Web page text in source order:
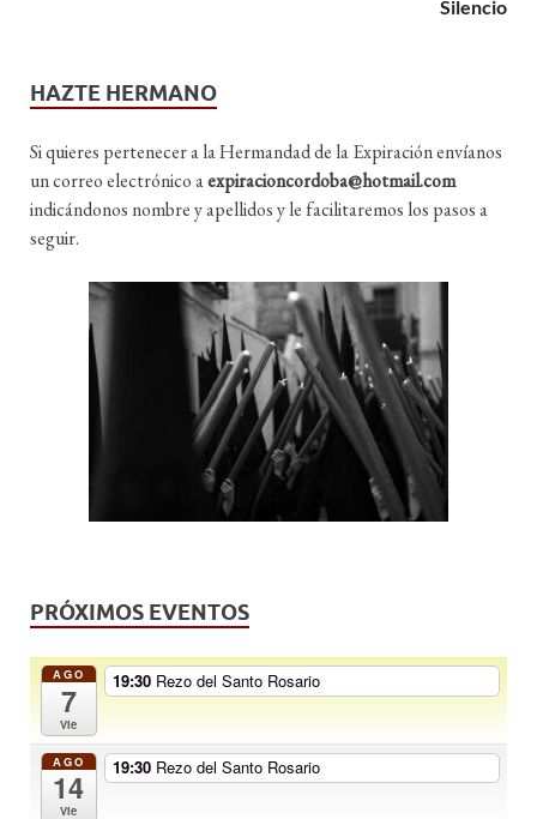
Silencio
HAZTE HERMANO
Si quieres pertenecer a la Hermandad de la Expiración envíanos
un correo electrónico aexpiracioncordoba@hotmail.com
indicándonos nombre y apellidos y le facilitaremos los pasos a
seguir.
PRÓXIMOS EVENTOS
AGO
7
Vie
19:30 Rezo del Santo Rosario
AGO
14
Vie
19:30 Rezo del Santo Rosario